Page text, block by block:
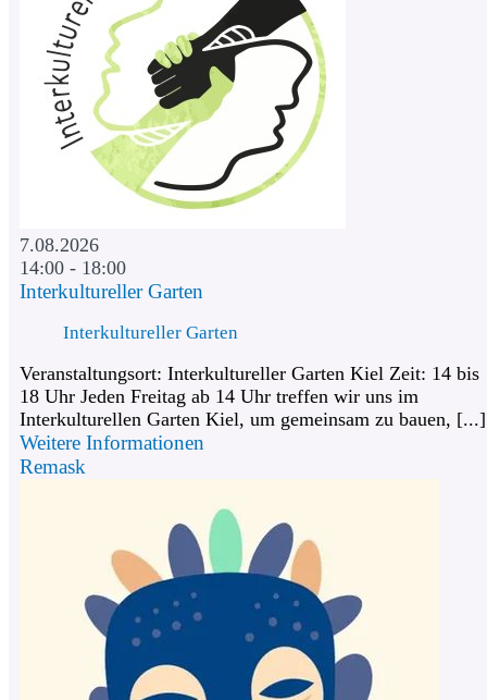
7.08.2026
14:00 - 18:00
Interkultureller Garten
Interkultureller Garten
Veranstaltungsort: Interkultureller Garten Kiel Zeit: 14 bis
18 Uhr Jeden Freitag ab 14 Uhr treffen wir uns im
Interkulturellen Garten Kiel, um gemeinsam zu bauen, [...]
Weitere Informationen
Remask